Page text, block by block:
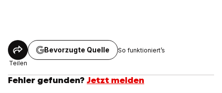
Teilen
Bevorzugte Quelle So funktioniert’s
Fehler gefunden? Jetzt melden